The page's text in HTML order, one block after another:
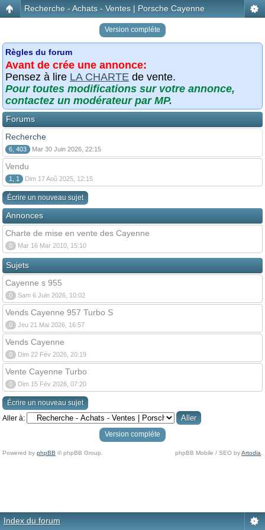
Recherche - Achats - Ventes | Porsche Cayenne
Version compléte
Règles du forum
Avant de crée une annonce:
Pensez à lire LA CHARTE de vente.
Pour toutes modifications sur votre annonce,
contactez un modérateur par MP.
Forums
Recherche
6, 403 Mar 30 Juin 2026, 22:15
Vendu
1, 1 Dim 17 Aoû 2025, 12:15
Écrire un nouveau sujet
Annonces
Charte de mise en vente des Cayenne
0 Mar 16 Mar 2010, 15:10
Sujets
Cayenne s 955
0 Sam 6 Juin 2026, 10:02
Vends Cayenne 957 Turbo S
0 Jeu 21 Mai 2026, 16:57
Vends Cayenne
0 Dim 22 Fév 2026, 20:19
Vente Cayenne Turbo
0 Dim 15 Fév 2026, 07:20
Écrire un nouveau sujet
Aller à:
Version compléte
Powered by phpBB © phpBB Group. phpBB Mobile / SEO byArtodia
Index du forum